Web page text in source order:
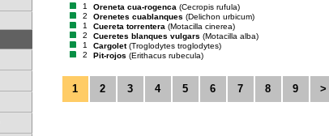
1
Oreneta cua-rogenca (Cecropis rufula)
2
Orenetes cuablanques (Delichon urbicum)
1
Cuereta torrentera (Motacilla cinerea)
2
Cueretes blanques vulgars (Motacilla alba)
1
Cargolet (Troglodytes troglodytes)
2
Pit-rojos (Erithacus rubecula)
1 2 3 4 5 6 7 8 9 >